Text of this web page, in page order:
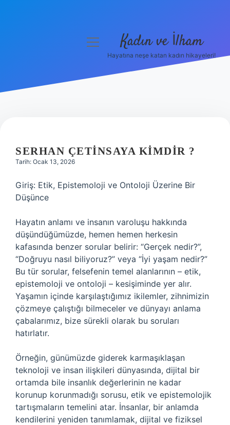
Hakkımızda
menüyü
Kadın ve İlham
Hayatına neşe katan kadın hikayeleri!
SERHAN ÇETINSAYA KIMDIR ?
Tarih: Ocak 13, 2026
Giriş: Etik, Epistemoloji ve Ontoloji Üzerine Bir
Düşünce
Hayatın anlamı ve insanın varoluşu hakkında
düşündüğümüzde, hemen hemen herkesin
kafasında benzer sorular belirir: “Gerçek nedir?”,
“Doğruyu nasıl biliyoruz?” veya “İyi yaşam nedir?”
Bu tür sorular, felsefenin temel alanlarının – etik,
epistemoloji ve ontoloji – kesişiminde yer alır.
Yaşamın içinde karşılaştığımız ikilemler, zihnimizin
çözmeye çalıştığı bilmeceler ve dünyayı anlama
çabalarımız, bize sürekli olarak bu soruları
hatırlatır.
Örneğin, günümüzde giderek karmaşıklaşan
teknoloji ve insan ilişkileri dünyasında, dijital bir
ortamda bile insanlık değerlerinin ne kadar
korunup korunmadığı sorusu, etik ve epistemolojik
tartışmaların temelini atar. İnsanlar, bir anlamda
kendilerini yeniden tanımlamak, dijital ve fiziksel